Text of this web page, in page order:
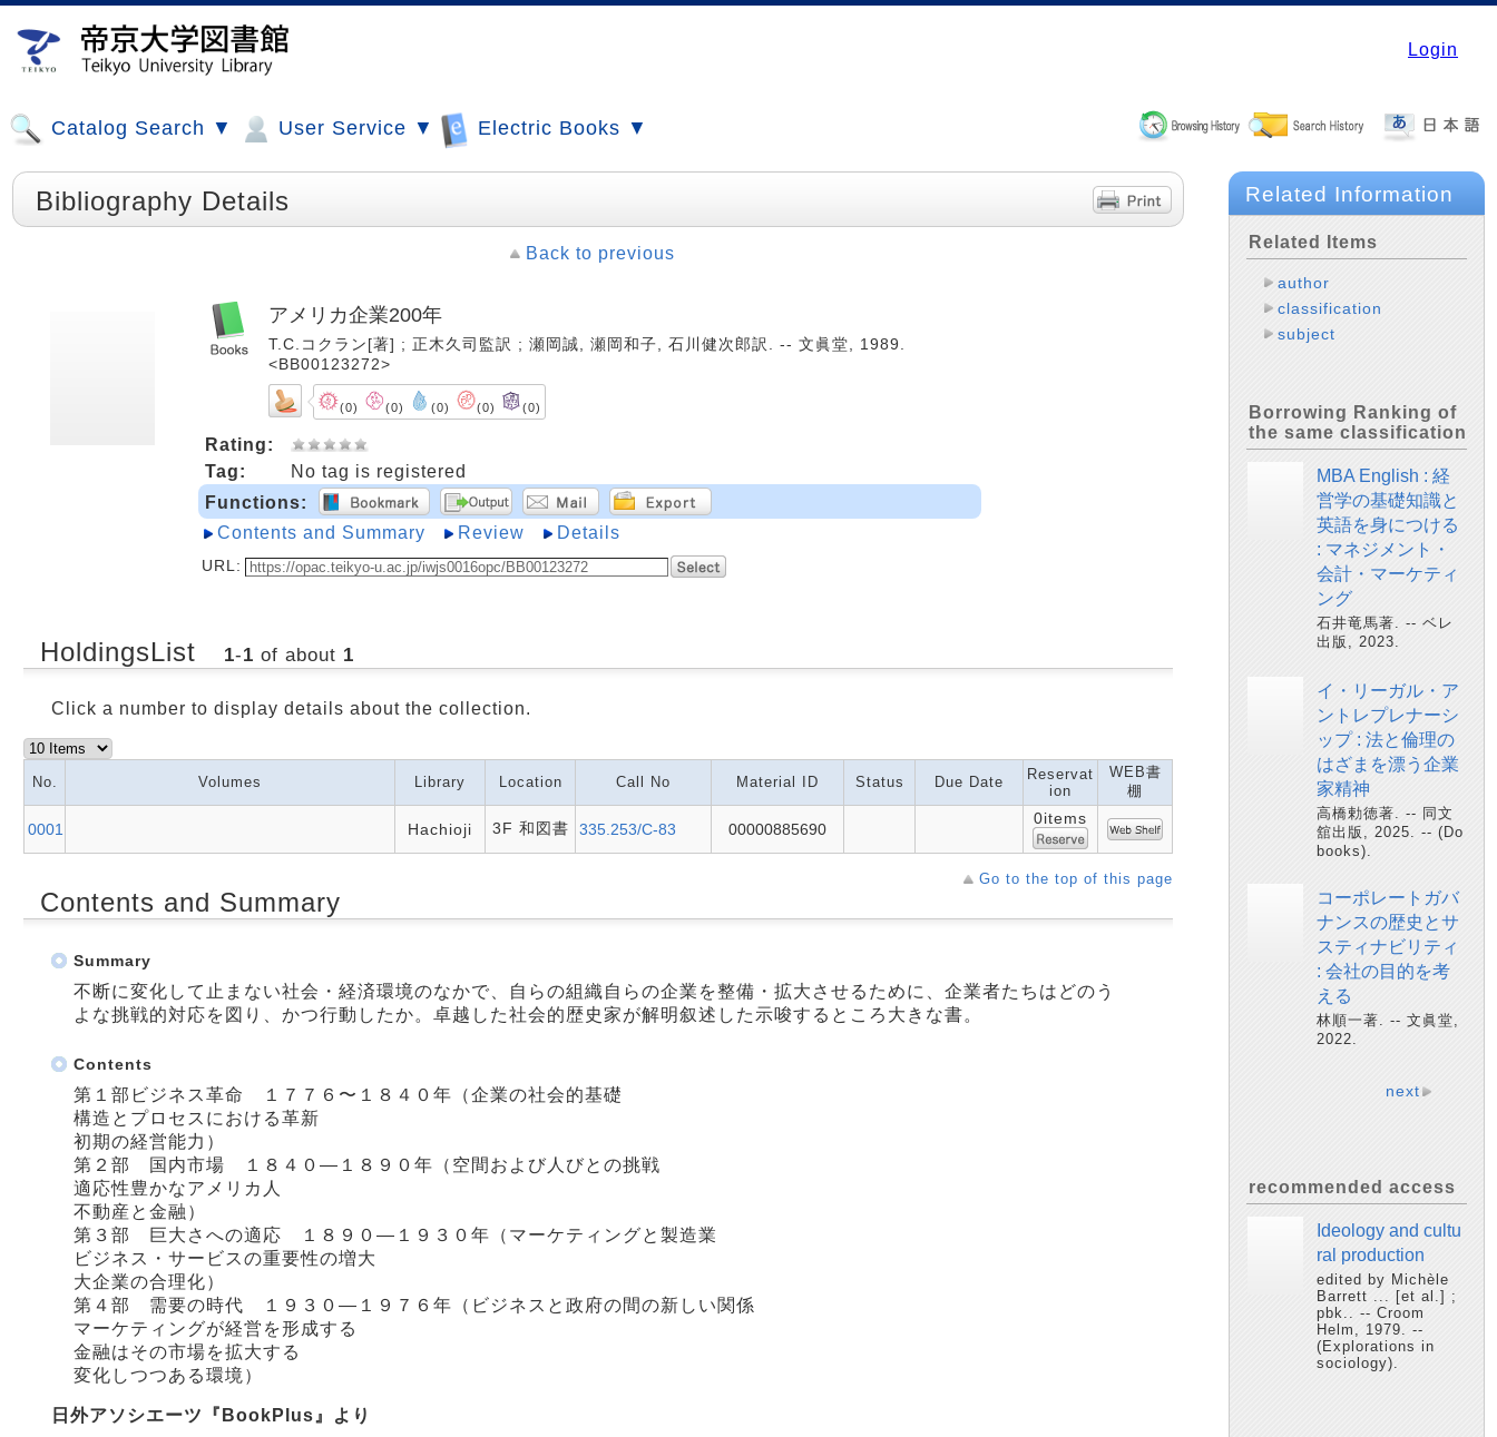
Login
Catalog Search ▼ User Service ▼ Electric Books ▼
Bibliography Details
Back to previous
アメリカ企業200年
T.C.コクラン[著] ; 正木久司監訳 ; 瀬岡誠, 瀬岡和子, 石川健次郎訳. -- 文眞堂, 1989.
<BB00123272>
(0) (0) (0) (0) (0)
Rating:
Tag:
No tag is registered
Functions:
Contents and Summary
Review Details
URL:
HoldingsList 1-1 of about 1
Click a number to display details about the collection.
No. Volumes Library Location Call No Material ID Status Due Date
Reservat
ion
WEB書
棚
0001 Hachioji 3F 和図書 335.253/C-83 00000885690
0items
Go to the top of this page
Contents and Summary
Summary
不断に変化して止まない社会・経済環境のなかで、自らの組織自らの企業を整備・拡大させるために、企業者たちはどのう
よな挑戦的対応を図り、かつ行動したか。卓越した社会的歴史家が解明叙述した示唆するところ大きな書。
Contents
第１部ビジネス革命 １７７６〜１８４０年（企業の社会的基礎
構造とプロセスにおける革新
初期の経営能力）
第２部 国内市場 １８４０―１８９０年（空間および人びとの挑戦
適応性豊かなアメリカ人
不動産と金融）
第３部 巨大さへの適応 １８９０―１９３０年（マーケティングと製造業
ビジネス・サービスの重要性の増大
大企業の合理化）
第４部 需要の時代 １９３０―１９７６年（ビジネスと政府の間の新しい関係
マーケティングが経営を形成する
金融はその市場を拡大する
変化しつつある環境）
日外アソシエーツ『BookPlus』より
Related Information
Related Items
author
classification
subject
Borrowing Ranking of
the same classification
MBA English : 経
営学の基礎知識と
英語を身につける
: マネジメント・
会計・マーケティ
ング
石井竜馬著. -- ベレ
出版, 2023.
イ・リーガル・ア
ントレプレナーシ
ップ : 法と倫理の
はざまを漂う企業
家精神
高橋勅徳著. -- 同文
舘出版, 2025. -- (Do
books).
コーポレートガバ
ナンスの歴史とサ
スティナビリティ
: 会社の目的を考
える
林順一著. -- 文眞堂,
2022.
next
recommended access
Ideology and cultu
ral production
edited by Michèle
Barrett ... [et al.] ;
pbk.. -- Croom
Helm, 1979. --
(Explorations in
sociology).